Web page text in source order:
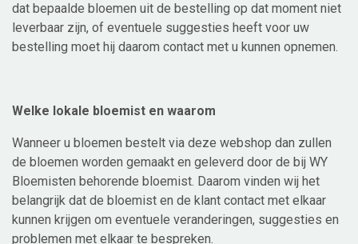
dat bepaalde bloemen uit de bestelling op dat moment niet
leverbaar zijn, of eventuele suggesties heeft voor uw
bestelling moet hij daarom contact met u kunnen opnemen.
Welke lokale bloemist en waarom
Wanneer u bloemen bestelt via deze webshop dan zullen
de bloemen worden gemaakt en geleverd door de bij WY
Bloemisten behorende bloemist. Daarom vinden wij het
belangrijk dat de bloemist en de klant contact met elkaar
kunnen krijgen om eventuele veranderingen, suggesties en
problemen met elkaar te bespreken.